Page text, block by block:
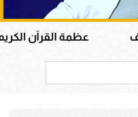
عظمة القرآن الكريم في هداية